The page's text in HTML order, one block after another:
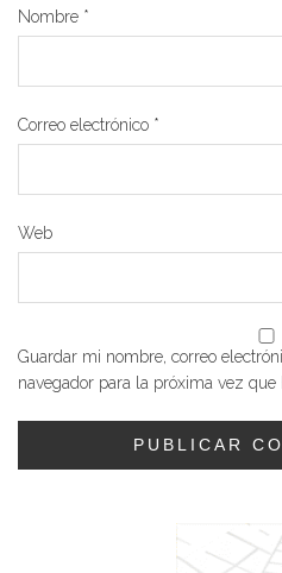
Nombre *
Correo electrónico *
Web
Guardar mi nombre, correo
navegador para la próxima vez que